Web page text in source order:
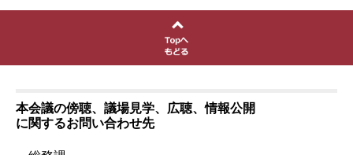
本会議の傍聴、議場見学、広聴、情報公開
に関するお問い合わせ先